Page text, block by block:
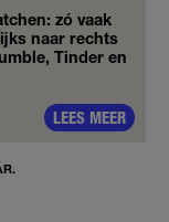
zó vaak
naar rechts
Tinder en
LEES MEER